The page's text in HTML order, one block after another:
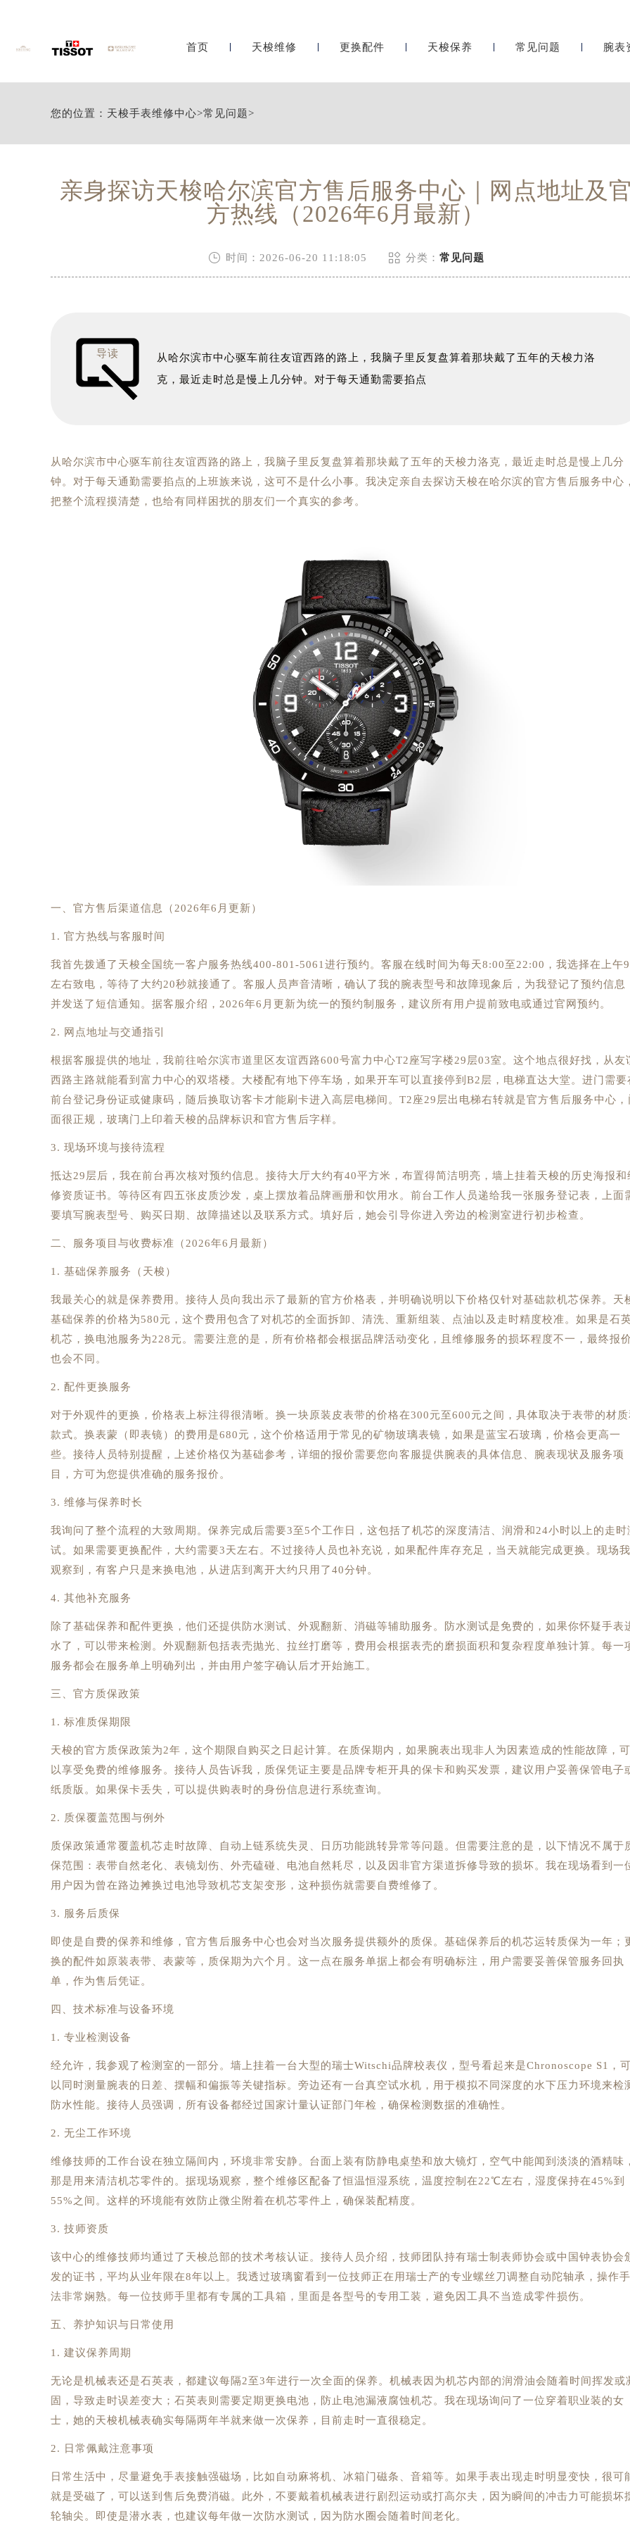
首页 天梭维修 更换配件 天梭保养 常见问题 腕表
您的位置： 天梭手表维修中心>常见问题>
亲身探访天梭哈尔滨官方售后服务中心｜网点地址及官
方热线（2026年6月最新）
 时间：2026-06-20 11:18:05  分类： 常见问题
导读
从哈尔滨市中心驱车前往友谊西路的路上，我脑子里反复盘算着那块戴了五年的天梭力洛
克，最近走时总是慢上几分钟。对于每天通勤需要掐点
从哈尔滨市中心驱车前往友谊西路的路上，我脑子里反复盘算着那块戴了五年的天梭力洛克，最近走时总是慢上几分
钟。对于每天通勤需要掐点的上班族来说，这可不是什么小事。我决定亲自去探访天梭在哈尔滨的官方售后服务中心，
把整个流程摸清楚，也给有同样困扰的朋友们一个真实的参考。
一、官方售后渠道信息（2026年6月更新）
1. 官方热线与客服时间
我首先拨通了天梭全国统一客户服务热线400-801-5061进行预约。客服在线时间为每天8:00至22:00，我选择在上午
左右致电，等待了大约20秒就接通了。客服人员声音清晰，确认了我的腕表型号和故障现象后，为我登记了预约信息
并发送了短信通知。据客服介绍，2026年6月更新为统一的预约制服务，建议所有用户提前致电或通过官网预约。
2. 网点地址与交通指引
根据客服提供的地址，我前往哈尔滨市道里区友谊西路600号富力中心T2座写字楼29层03室。这个地点很好找，从友
西路主路就能看到富力中心的双塔楼。大楼配有地下停车场，如果开车可以直接停到B2层，电梯直达大堂。进门需要
前台登记身份证或健康码，随后换取访客卡才能刷卡进入高层电梯间。T2座29层出电梯右转就是官方售后服务中心，
面很正规，玻璃门上印着天梭的品牌标识和官方售后字样。
3. 现场环境与接待流程
抵达29层后，我在前台再次核对预约信息。接待大厅大约有40平方米，布置得简洁明亮，墙上挂着天梭的历史海报和
修资质证书。等待区有四五张皮质沙发，桌上摆放着品牌画册和饮用水。前台工作人员递给我一张服务登记表，上面
要填写腕表型号、购买日期、故障描述以及联系方式。填好后，她会引导你进入旁边的检测室进行初步检查。
二、服务项目与收费标准（2026年6月最新）
1. 基础保养服务（天梭）
我最关心的就是保养费用。接待人员向我出示了最新的官方价格表，并明确说明以下价格仅针对基础款机芯保养。天
基础保养的价格为580元，这个费用包含了对机芯的全面拆卸、清洗、重新组装、点油以及走时精度校准。如果是石
机芯，换电池服务为228元。需要注意的是，所有价格都会根据品牌活动变化，且维修服务的损坏程度不一，最终报价
也会不同。
2. 配件更换服务
对于外观件的更换，价格表上标注得很清晰。换一块原装皮表带的价格在300元至600元之间，具体取决于表带的材质
款式。换表蒙（即表镜）的费用是680元，这个价格适用于常见的矿物玻璃表镜，如果是蓝宝石玻璃，价格会更高一
些。接待人员特别提醒，上述价格仅为基础参考，详细的报价需要您向客服提供腕表的具体信息、腕表现状及服务项
目，方可为您提供准确的服务报价。
3. 维修与保养时长
我询问了整个流程的大致周期。保养完成后需要3至5个工作日，这包括了机芯的深度清洁、润滑和24小时以上的走时
试。如果需要更换配件，大约需要3天左右。不过接待人员也补充说，如果配件库存充足，当天就能完成更换。现场我
观察到，有客户只是来换电池，从进店到离开大约只用了40分钟。
4. 其他补充服务
除了基础保养和配件更换，他们还提供防水测试、外观翻新、消磁等辅助服务。防水测试是免费的，如果你怀疑手表
水了，可以带来检测。外观翻新包括表壳抛光、拉丝打磨等，费用会根据表壳的磨损面积和复杂程度单独计算。每一
服务都会在服务单上明确列出，并由用户签字确认后才开始施工。
三、官方质保政策
1. 标准质保期限
天梭的官方质保政策为2年，这个期限自购买之日起计算。在质保期内，如果腕表出现非人为因素造成的性能故障，可
以享受免费的维修服务。接待人员告诉我，质保凭证主要是品牌专柜开具的保卡和购买发票，建议用户妥善保管电子
纸质版。如果保卡丢失，可以提供购表时的身份信息进行系统查询。
2. 质保覆盖范围与例外
质保政策通常覆盖机芯走时故障、自动上链系统失灵、日历功能跳转异常等问题。但需要注意的是，以下情况不属于
保范围：表带自然老化、表镜划伤、外壳磕碰、电池自然耗尽，以及因非官方渠道拆修导致的损坏。我在现场看到一
用户因为曾在路边摊换过电池导致机芯支架变形，这种损伤就需要自费维修了。
3. 服务后质保
即使是自费的保养和维修，官方售后服务中心也会对当次服务提供额外的质保。基础保养后的机芯运转质保为一年；
换的配件如原装表带、表蒙等，质保期为六个月。这一点在服务单据上都会有明确标注，用户需要妥善保管服务回执
单，作为售后凭证。
四、技术标准与设备环境
1. 专业检测设备
经允许，我参观了检测室的一部分。墙上挂着一台大型的瑞士Witschi品牌校表仪，型号看起来是Chronoscope S1，可
以同时测量腕表的日差、摆幅和偏振等关键指标。旁边还有一台真空试水机，用于模拟不同深度的水下压力环境来检
防水性能。接待人员强调，所有设备都经过国家计量认证部门年检，确保检测数据的准确性。
2. 无尘工作环境
维修技师的工作台设在独立隔间内，环境非常安静。台面上装有防静电桌垫和放大镜灯，空气中能闻到淡淡的酒精味，
那是用来清洁机芯零件的。据现场观察，整个维修区配备了恒温恒湿系统，温度控制在22℃左右，湿度保持在45%到
55%之间。这样的环境能有效防止微尘附着在机芯零件上，确保装配精度。
3. 技师资质
该中心的维修技师均通过了天梭总部的技术考核认证。接待人员介绍，技师团队持有瑞士制表师协会或中国钟表协会
发的证书，平均从业年限在8年以上。我透过玻璃窗看到一位技师正在用瑞士产的专业螺丝刀调整自动陀轴承，操作手
法非常娴熟。每一位技师手里都有专属的工具箱，里面是各型号的专用工装，避免因工具不当造成零件损伤。
五、养护知识与日常使用
1. 建议保养周期
无论是机械表还是石英表，都建议每隔2至3年进行一次全面的保养。机械表因为机芯内部的润滑油会随着时间挥发或
固，导致走时误差变大；石英表则需要定期更换电池，防止电池漏液腐蚀机芯。我在现场询问了一位穿着职业装的女
士，她的天梭机械表确实每隔两年半就来做一次保养，目前走时一直很稳定。
2. 日常佩戴注意事项
日常生活中，尽量避免手表接触强磁场，比如自动麻将机、冰箱门磁条、音箱等。如果手表出现走时明显变快，很可
就是受磁了，可以送到售后免费消磁。此外，不要戴着机械表进行剧烈运动或打高尔夫，因为瞬间的冲击力可能损坏
轮轴尖。即使是潜水表，也建议每年做一次防水测试，因为防水圈会随着时间老化。